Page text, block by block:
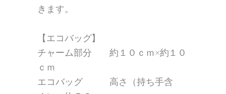
きます。
【エコバッグ】
チャーム部分 約１０ｃｍ×約１０
ｃｍ
エコバッグ 高さ（持ち手含